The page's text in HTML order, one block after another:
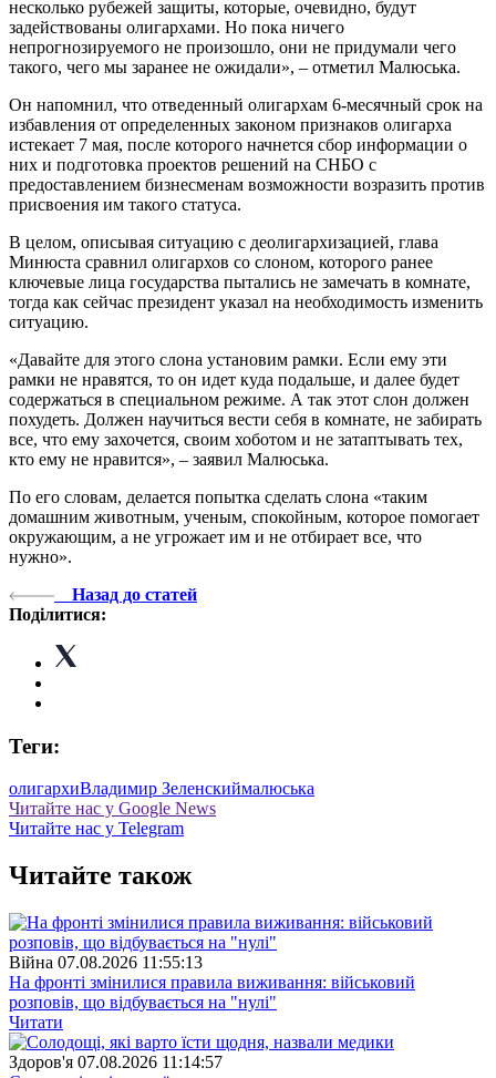
несколько рубежей защиты, которые, очевидно, будут
задействованы олигархами. Но пока ничего
непрогнозируемого не произошло, они не придумали чего
такого, чего мы заранее не ожидали», – отметил Малюська.
Он напомнил, что отведенный олигархам 6-месячный срок на
избавления от определенных законом признаков олигарха
истекает 7 мая, после которого начнется сбор информации о
них и подготовка проектов решений на СНБО с
предоставлением бизнесменам возможности возразить против
присвоения им такого статуса.
В целом, описывая ситуацию с деолигархизацией, глава
Минюста сравнил олигархов со слоном, которого ранее
ключевые лица государства пытались не замечать в комнате,
тогда как сейчас президент указал на необходимость изменить
ситуацию.
«Давайте для этого слона установим рамки. Если ему эти
рамки не нравятся, то он идет куда подальше, и далее будет
содержаться в специальном режиме. А так этот слон должен
похудеть. Должен научиться вести себя в комнате, не забирать
все, что ему захочется, своим хоботом и не затаптывать тех,
кто ему не нравится», – заявил Малюська.
По его словам, делается попытка сделать слона «таким
домашним животным, ученым, спокойным, которое помогает
окружающим, а не угрожает им и не отбирает все, что
нужно».
Назад до статей
Поділитися:
Теги:
олигархиВладимир Зеленскиймалюська
Читайте нас у Google News
Читайте нас у Telegram
Читайте також
Війна 07.08.2026 11:55:13
На фронті змінилися правила виживання: військовий
розповів, що відбувається на "нулі"
Читати
Здоров'я 07.08.2026 11:14:57